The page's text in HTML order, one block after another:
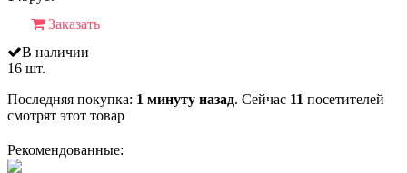
Заказать
В наличии
16 шт.
Последняя покупка: 1 минуту назад. Сейчас 11 посетителей
смотрят этот товар
Рекомендованные: